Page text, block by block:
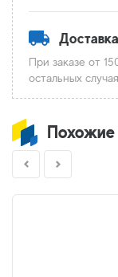
Доставка
При заказе от
остальных